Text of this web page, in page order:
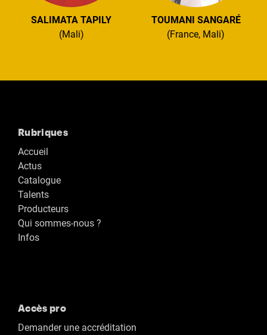
SALIMATA TAPILY
(Mali)
TOUMANI SANGARÉ
(France, Mali)
Rubriques
Accueil
Actus
Catalogue
Talents
Producteurs
Qui sommes-nous ?
Infos
Accès pro
Demander une accréditation